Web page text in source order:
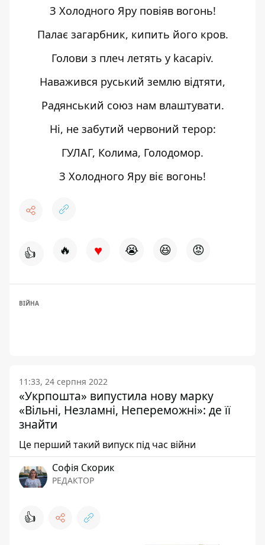
З Холодного Яру повіяв вогонь!
Палає загарбник, кипить його кров.
Голови з плеч летять у kacapiv.
Наважився руський землю відтяти,
Радянський союз нам влаштувати.
Ні, не забутий червоний терор:
ГУЛАГ, Колима, Голодомор.
З Холодного Яру віє вогонь!
👍 🔥 ♥ 😭 😆 😡
ВІЙНА
11:33, 24 серпня 2022
«Укрпошта» випустила нову марку
«Вільні, Незламні, Непереможні»: де її
знайти
Це перший такий випуск під час війни
Софія Скорик
РЕДАКТОР
👍